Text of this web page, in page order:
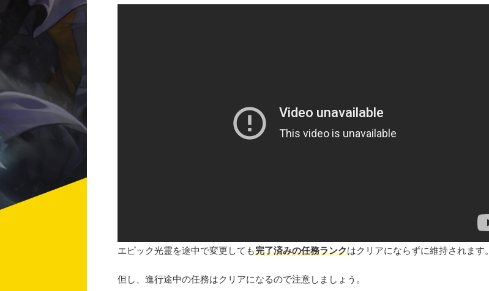
エピック光霊を途中で変更しても完了済みの任務ランクはクリアにならずに維持されます。
但し、進行途中の任務はクリアになるので注意しましょう。